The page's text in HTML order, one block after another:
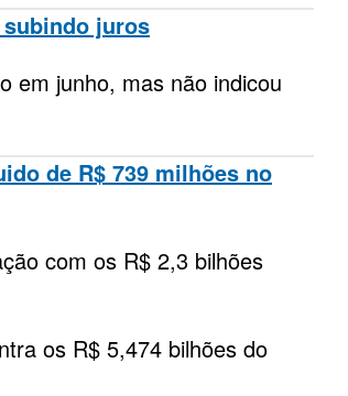
juros
em junho, mas não indicou
de R$ 739 milhões no
com os R$ 2,3 bilhões
os R$ 5,474 bilhões do